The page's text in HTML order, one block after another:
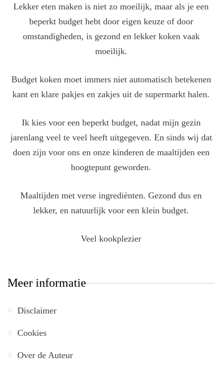
Lekker eten maken is niet zo moeilijk, maar als je een
beperkt budget hebt door eigen keuze of door
omstandigheden, is gezond en lekker koken vaak
moeilijk.
Budget koken moet immers niet automatisch betekenen
kant en klare pakjes en zakjes uit de supermarkt halen.
Ik kies voor een beperkt budget, nadat mijn gezin
jarenlang veel te veel heeft uitgegeven. En sinds wij dat
doen zijn voor ons en onze kinderen de maaltijden een
hoogtepunt geworden.
Maaltijden met verse ingrediënten. Gezond dus en
lekker, en natuurlijk voor een klein budget.
Veel kookplezier
Meer informatie
Disclaimer
Cookies
Over de Auteur